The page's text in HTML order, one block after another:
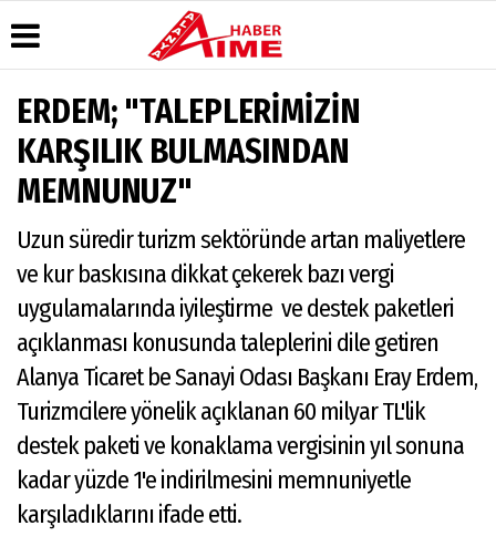
Üye Paneli
Haber
Arşivi
Arşivi
Günün
Haberleri
Hava
Durumu
Gazete
Manşetleri
Anketler
Biyografiler
Köşe
Yazarları
Foto
Gazipaşa
& Antalya
Canlı Uçak
Seyir
Takip
Künye
ERDEM; "TALEPLERİMİZİN
KARŞILIK BULMASINDAN
MEMNUNUZ"
Uzun süredir turizm sektöründe artan maliyetlere
ve kur baskısına dikkat çekerek bazı vergi
uygulamalarında iyileştirme ve destek paketleri
açıklanması konusunda taleplerini dile getiren
Alanya Ticaret be Sanayi Odası Başkanı Eray Erdem,
Turizmcilere yönelik açıklanan 60 milyar TL'lik
destek paketi ve konaklama vergisinin yıl sonuna
kadar yüzde 1'e indirilmesini memnuniyetle
karşıladıklarını ifade etti.